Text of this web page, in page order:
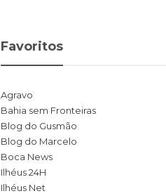
Favoritos
Agravo
Bahia sem Fronteiras
Blog do Gusmão
Blog do Marcelo
Boca News
Ilhéus 24H
Ilhéus Net